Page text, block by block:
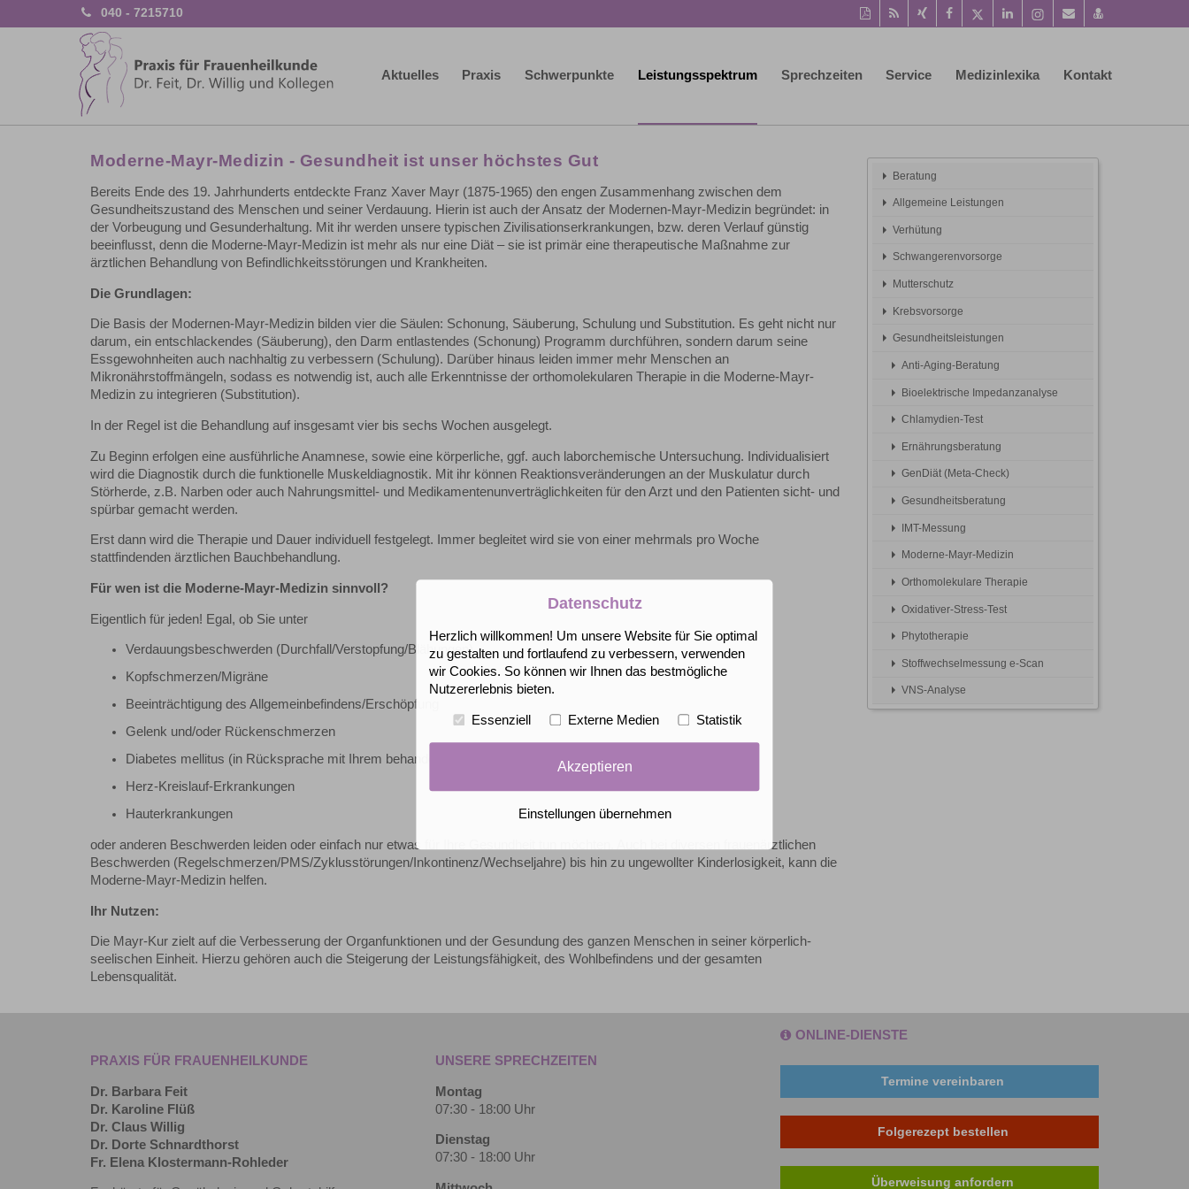
040 - 7215710
Diese
Seite
drucken
RSS-
Feed
Auf
Xing
Auf
Facebook
Twitter
Auf
LinkedIn
Instagram-
Seite
Per
Mail
vCard
speichern
Aktuelles Praxis Schwerpunkte Leistungsspektrum Sprechzeiten Service Medizinlexika Kontakt
Moderne-Mayr-Medizin - Gesundheit ist unser höchstes Gut
Bereits Ende des 19. Jahrhunderts entdeckte Franz Xaver Mayr (1875-1965) den engen Zusammenhang zwischen dem
Gesundheitszustand des Menschen und seiner Verdauung. Hierin ist auch der Ansatz der Modernen-Mayr-Medizin begründet: in
der Vorbeugung und Gesunderhaltung. Mit ihr werden unsere typischen Zivilisationserkrankungen, bzw. deren Verlauf günstig
beeinflusst, denn die Moderne-Mayr-Medizin ist mehr als nur eine Diät – sie ist primär eine therapeutische Maßnahme zur
ärztlichen Behandlung von Befindlichkeitsstörungen und Krankheiten.
Die Grundlagen:
Die Basis der Modernen-Mayr-Medizin bilden vier die Säulen: Schonung, Säuberung, Schulung und Substitution. Es geht nicht nur
darum, ein entschlackendes (Säuberung), den Darm entlastendes (Schonung) Programm durchführen, sondern darum seine
Essgewohnheiten auch nachhaltig zu verbessern (Schulung). Darüber hinaus leiden immer mehr Menschen an
Mikronährstoffmängeln, sodass es notwendig ist, auch alle Erkenntnisse der orthomolekularen Therapie in die Moderne-Mayr-
Medizin zu integrieren (Substitution).
In der Regel ist die Behandlung auf insgesamt vier bis sechs Wochen ausgelegt.
Zu Beginn erfolgen eine ausführliche Anamnese, sowie eine körperliche, ggf. auch laborchemische Untersuchung. Individualisiert
wird die Diagnostik durch die funktionelle Muskeldiagnostik. Mit ihr können Reaktionsveränderungen an der Muskulatur durch
Störherde, z.B. Narben oder auch Nahrungsmittel- und Medikamentenunverträglichkeiten für den Arzt und den Patienten sicht- und
spürbar gemacht werden.
Erst dann wird die Therapie und Dauer individuell festgelegt. Immer begleitet wird sie von einer mehrmals pro Woche
stattfindenden ärztlichen Bauchbehandlung.
Für wen ist die Moderne-Mayr-Medizin sinnvoll?
Eigentlich für jeden! Egal, ob Sie unter
Verdauungsbeschwerden (Durchfall/Verstopfung/Blähungen)
Kopfschmerzen/Migräne
Beeinträchtigung des Allgemeinbefindens/Erschöpfung
Gelenk und/oder Rückenschmerzen
Diabetes mellitus (in Rücksprache mit Ihrem behandelnden Arzt)
Herz-Kreislauf-Erkrankungen
Hauterkrankungen
oder anderen Beschwerden leiden oder einfach nur etwas für Ihre Gesundheit tun möchten. Auch bei diversen frauenärztlichen
Beschwerden (Regelschmerzen/PMS/Zyklusstörungen/Inkontinenz/Wechseljahre) bis hin zu ungewollter Kinderlosigkeit, kann die
Moderne-Mayr-Medizin helfen.
Ihr Nutzen:
Die Mayr-Kur zielt auf die Verbesserung der Organfunktionen und der Gesundung des ganzen Menschen in seiner körperlich-
seelischen Einheit. Hierzu gehören auch die Steigerung der Leistungsfähigkeit, des Wohlbefindens und der gesamten
Lebensqualität.
Beratung
Allgemeine Leistungen
Verhütung
Schwangerenvorsorge
Mutterschutz
Krebsvorsorge
Gesundheitsleistungen
Anti-Aging-Beratung
Bioelektrische Impedanzanalyse
Chlamydien-Test
Ernährungsberatung
GenDiät (Meta-Check)
Gesundheitsberatung
IMT-Messung
Moderne-Mayr-Medizin
Orthomolekulare Therapie
Oxidativer-Stress-Test
Phytotherapie
Stoffwechselmessung e-Scan
VNS-Analyse
PRAXIS FÜR FRAUENHEILKUNDE
Dr. Barbara Feit
Dr. Karoline Flüß
Dr. Claus Willig
Dr. Dorte Schnardthorst
Fr. Elena Klostermann-Rohleder
UNSERE SPRECHZEITEN
Montag
07:30 - 18:00 Uhr
Dienstag
07:30 - 18:00 Uhr
ONLINE-DIENSTE
Termine vereinbaren
Folgerezept bestellen
Überweisung anfordern
Datenschutz
Herzlich willkommen! Um unsere Website für Sie optimal
zu gestalten und fortlaufend zu verbessern, verwenden
wir Cookies. So können wir Ihnen das bestmögliche
Nutzererlebnis bieten.
Essenziell Externe Medien Statistik
Akzeptieren
Einstellungen übernehmen